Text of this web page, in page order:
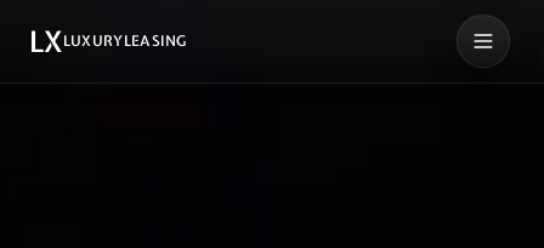
LXLUXURYLEASING